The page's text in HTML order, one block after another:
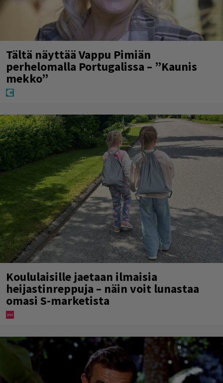
Tältä näyttää Vappu Pimiän
perhelomalla Portugalissa – ”Kaunis
mekko”
Koululaisille jaetaan ilmaisia
heijastinreppuja – näin voit lunastaa
omasi S-marketista